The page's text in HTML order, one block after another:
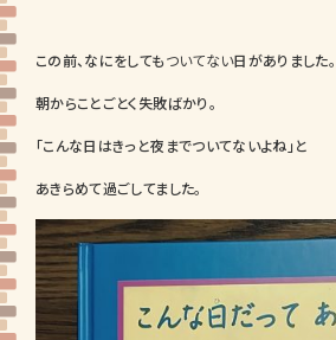
この前、なにをしてもついてない日がありました。
朝からことごとく失敗ばかり。
「こんな日はきっと夜までついてないよね」と
あきらめて過ごしてました。